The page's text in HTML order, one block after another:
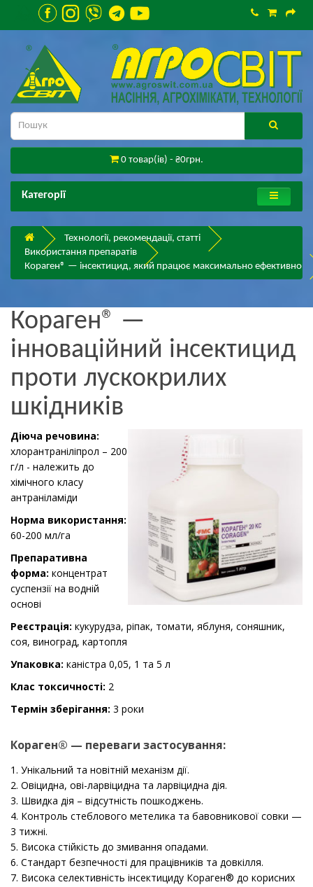
0 товар(ів) - ₴0грн.
Категорії
Технології, рекомендації, статті
Використання препаратів
Кораген® — інсектицид, який працює максимально ефективно
Кораген® —
інноваційний інсектицид
проти лускокрилих
шкідників
Діюча речовина:
хлорантраніліпрол – 200
г/л - належить до
хімічного класу
антраніламіди
Норма використання:
60-200 мл/га
Препаративна
форма: концентрат
суспензії на водній
основі
Реєстрація: кукурудза, ріпак, томати, яблуня, соняшник,
соя, виноград, картопля
Упаковка: каністра 0,05, 1 та 5 л
Клас токсичності: 2
Термін зберігання: 3 роки
Кораген® — переваги застосування:
1. Унікальний та новітній механізм дії.
2. Овіцидна, ові-ларвіцидна та ларвіцидна дія.
3. Швидка дія – відсутність пошкоджень.
4. Контроль стеблового метелика та бавовникової совки —
3 тижні.
5. Висока стійкість до змивання опадами.
6. Стандарт безпечності для працівників та довкілля.
7. Висока селективність інсектициду Кораген® до корисних